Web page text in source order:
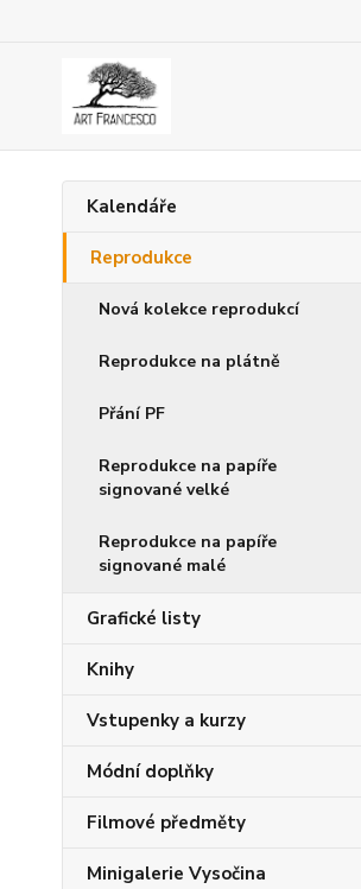
Kalendáře
Reprodukce
Nová kolekce reprodukcí
Reprodukce na plátně
Přání PF
Reprodukce na papíře
signované velké
Reprodukce na papíře
signované malé
Grafické listy
Knihy
Vstupenky a kurzy
Módní doplňky
Filmové předměty
Minigalerie Vysočina